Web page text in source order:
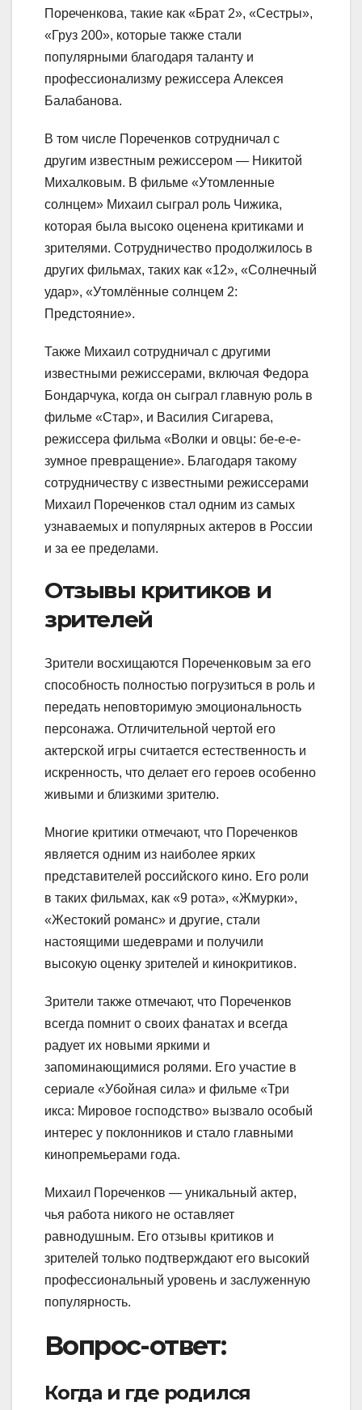
Пореченкова, такие как «Брат 2», «Сестры»,
«Груз 200», которые также стали
популярными благодаря таланту и
профессионализму режиссера Алексея
Балабанова.
В том числе Пореченков сотрудничал с
другим известным режиссером — Никитой
Михалковым. В фильме «Утомленные
солнцем» Михаил сыграл роль Чижика,
которая была высоко оценена критиками и
зрителями. Сотрудничество продолжилось в
других фильмах, таких как «12», «Солнечный
удар», «Утомлённые солнцем 2:
Предстояние».
Также Михаил сотрудничал с другими
известными режиссерами, включая Федора
Бондарчука, когда он сыграл главную роль в
фильме «Стар», и Василия Сигарева,
режиссера фильма «Волки и овцы: бе-е-е-
зумное превращение». Благодаря такому
сотрудничеству с известными режиссерами
Михаил Пореченков стал одним из самых
узнаваемых и популярных актеров в России
и за ее пределами.
Отзывы критиков и
зрителей
Зрители восхищаются Пореченковым за его
способность полностью погрузиться в роль и
передать неповторимую эмоциональность
персонажа. Отличительной чертой его
актерской игры считается естественность и
искренность, что делает его героев особенно
живыми и близкими зрителю.
Многие критики отмечают, что Пореченков
является одним из наиболее ярких
представителей российского кино. Его роли
в таких фильмах, как «9 рота», «Жмурки»,
«Жестокий романс» и другие, стали
настоящими шедеврами и получили
высокую оценку зрителей и кинокритиков.
Зрители также отмечают, что Пореченков
всегда помнит о своих фанатах и всегда
радует их новыми яркими и
запоминающимися ролями. Его участие в
сериале «Убойная сила» и фильме «Три
икса: Мировое господство» вызвало особый
интерес у поклонников и стало главными
кинопремьерами года.
Михаил Пореченков — уникальный актер,
чья работа никого не оставляет
равнодушным. Его отзывы критиков и
зрителей только подтверждают его высокий
профессиональный уровень и заслуженную
популярность.
Вопрос-ответ:
Когда и где родился